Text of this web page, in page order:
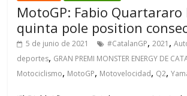
MotoGP: Fabio Quartararo
quinta pole position
5 de junio de 2021 #CatalanGP,2021 ,
deportes, GRAN PREMI MONSTER ENERGY DE
Motociclismo, MotoGP, Motovelocidad, Q2,